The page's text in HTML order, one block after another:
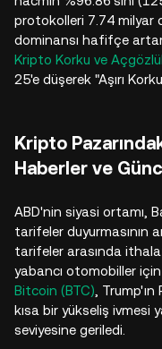
protokolleri 7.74 milyar
dominansı hafifçe
Kripto Korku ve
25'e düşerek "Aşırı
Kripto
Haberler ve
ABD'nin siyasi ortamı,
tarifeler duyurmasının
tarifeler arasında
yabancı otomobiller
Bitcoin (BTC) ,
kısa bir yükseliş ivmesi
seviyesine geriledi.​